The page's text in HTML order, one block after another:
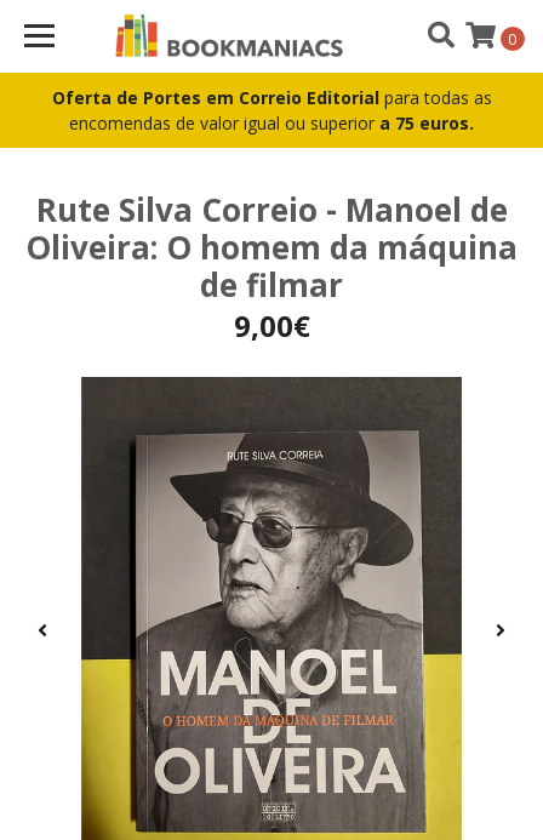
Oferta de Portes em Correio Editorial para todas as
encomendas de valor igual ou superior a 75 euros.
0
Rute Silva Correio - Manoel de
Oliveira: O homem da máquina
de filmar
9,00€